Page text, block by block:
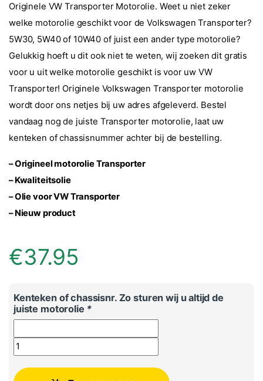
Originele VW Transporter Motorolie. Weet u niet zeker
welke motorolie geschikt voor de Volkswagen Transporter?
5W30, 5W40 of 10W40 of juist een ander type motorolie?
Gelukkig hoeft u dit ook niet te weten, wij zoeken dit gratis
voor u uit welke motorolie geschikt is voor uw VW
Transporter! Originele Volkswagen Transporter motorolie
wordt door ons netjes bij uw adres afgeleverd. Bestel
vandaag nog de juiste Transporter motorolie, laat uw
kenteken of chassisnummer achter bij de bestelling.
– Origineel motorolie Transporter
– Kwaliteitsolie
– Olie voor VW Transporter
– Nieuw product
€37.95
Kenteken of chassisnr. Zo sturen wij u altijd de
juiste motorolie *
Originele VW Transporter Motorolie aantal